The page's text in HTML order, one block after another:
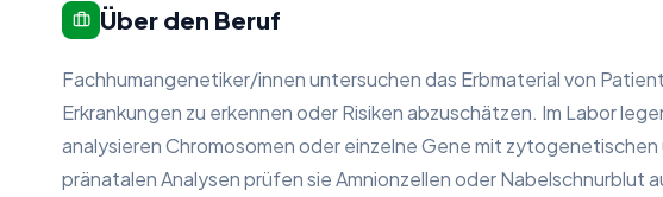
Über den Beruf
Fachhumangenetiker/innen untersuchen das Erbmaterial von
Erkrankungen zu erkennen oder Risiken abzuschätzen. Im Labor
analysieren Chromosomen oder einzelne Gene mit
pränatalen Analysen prüfen sie Amnionzellen oder